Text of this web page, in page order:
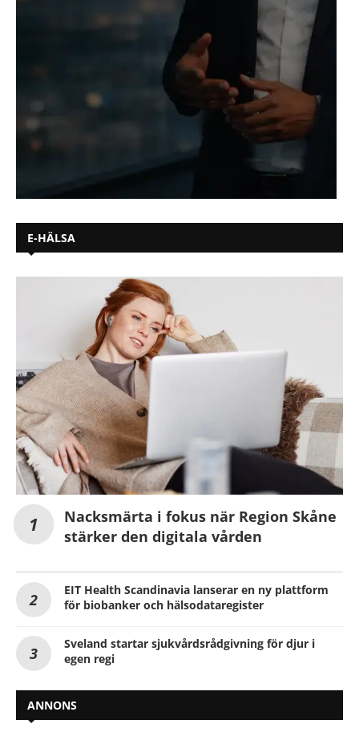
E-HÄLSA
Nacksmärta i fokus när Region Skåne
stärker den digitala vården
EIT Health Scandinavia lanserar en ny plattform
för biobanker och hälsodataregister
Sveland startar sjukvårdsrådgivning för djur i
egen regi
ANNONS